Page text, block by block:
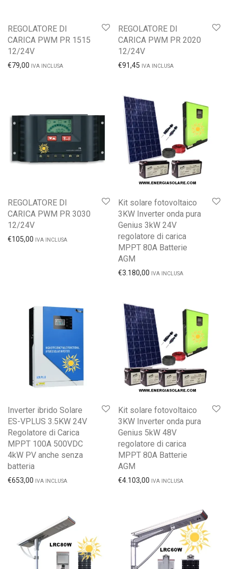
REGOLATORE DI
CARICA PWM PR 1515
12/24V
€79,00 IVA INCLUSA
REGOLATORE DI
CARICA PWM PR 2020
12/24V
€91,45 IVA INCLUSA
REGOLATORE DI
CARICA PWM PR 3030
12/24V
€105,00 IVA INCLUSA
Kit solare fotovoltaico
3KW Inverter onda pura
Genius 3kW 24V
regolatore di carica
MPPT 80A Batterie
AGM
€3.180,00 IVA INCLUSA
Inverter ibrido Solare
ES-VPLUS 3.5KW 24V
Regolatore di Carica
MPPT 100A 500VDC
4kW PV anche senza
batteria
€653,00 IVA INCLUSA
Kit solare fotovoltaico
3KW Inverter onda pura
Genius 5kW 48V
regolatore di carica
MPPT 80A Batterie
AGM
€4.103,00 IVA INCLUSA